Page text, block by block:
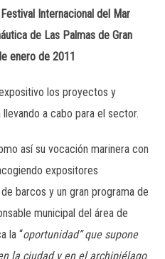
Internacional del Mar
de Las Palmas de Gran
enero de 2011
los proyectos y
a cabo para el sector.
así su vocación marinera con
expositores
barcos y un gran programa de
municipal del área de
la “oportunidad” que supone
la ciudad y en el archipiélago.